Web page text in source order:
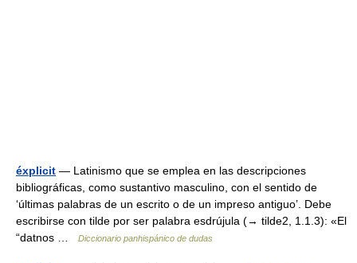
éxplicit — Latinismo que se emplea en las descripciones
bibliográficas, como sustantivo masculino, con el sentido de
‘últimas palabras de un escrito o de un impreso antiguo’. Debe
escribirse con tilde por ser palabra esdrújula (→ tilde2, 1.1.3): «El
“datnos …
Diccionario panhispánico de dudas